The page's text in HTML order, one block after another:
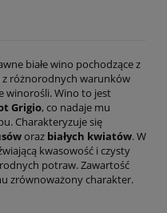
białe wino pochodzące z
z różnorodnych warunków
winorośli. Wino to jest
Grigio, co nadaje mu
Charakteryzuje się
oraz białych kwiatów. W
kwasowość i czysty
potraw. Zawartość
zrównoważony charakter.